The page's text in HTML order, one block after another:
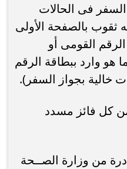
فى الحالات
ثقوب بالصفحة الأولى
القومى أو
هو وارد ببطاقة الرقم
خالية بجواز السفر).
كل فائز مسدد
من وزارة الصــحة